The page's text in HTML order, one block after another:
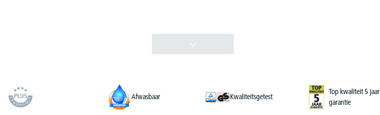
Afwasbaar
Kwaliteitsgetest
Top kwaliteit 5 jaar
garantie